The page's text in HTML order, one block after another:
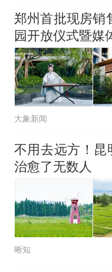
郑州首批现房
园开放仪式暨媒
大象新闻
不用去远方！昆
治愈了无数人
晰知